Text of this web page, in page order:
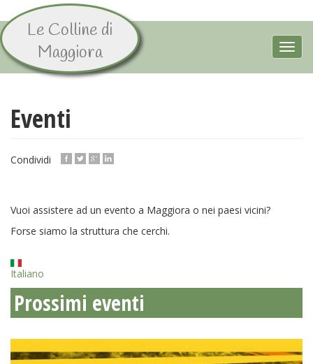
Aller
au
contenu
principal
Le Colline di
Maggiora
Eventi
Condividi
Vuoi assistere ad un evento a Maggiora o nei paesi vicini?
Forse siamo la struttura che cerchi.
Italiano
Prossimi eventi